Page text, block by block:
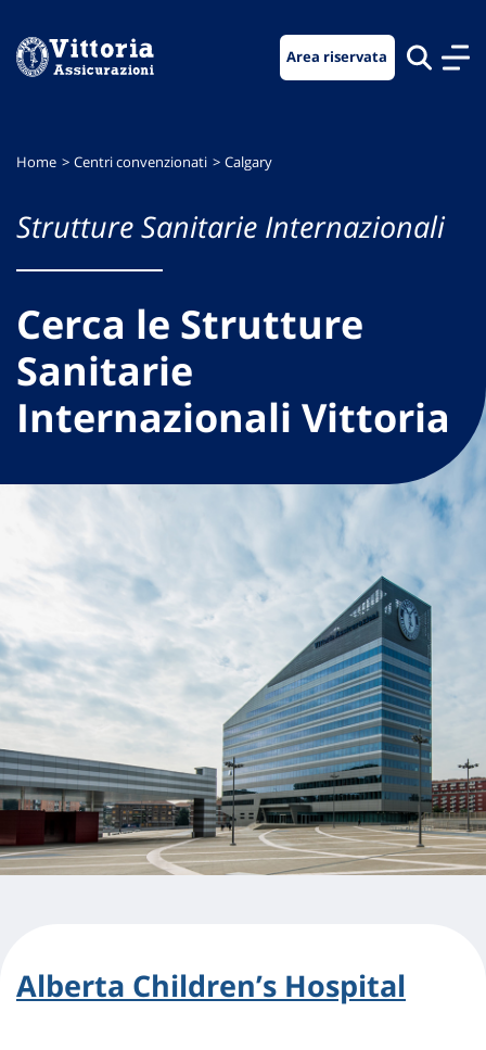
menu
contenuto
footer
Area riservata
Home Centri convenzionati Calgary
Strutture Sanitarie Internazionali
Cerca le Strutture
Sanitarie
Internazionali Vittoria
Alberta Children’s Hospital